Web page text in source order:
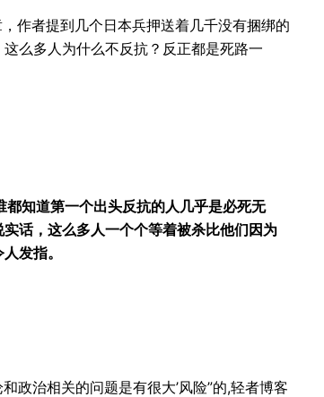
者提到几个日本兵押送着几千没有捆绑的
么多人为什么不反抗？反正都是死路一
知道第一个出头反抗的人几乎是必死无
话，这么多人一个个等着被杀比他们因为
发指。
治相关的问题是有很大’风险”的,轻者博客